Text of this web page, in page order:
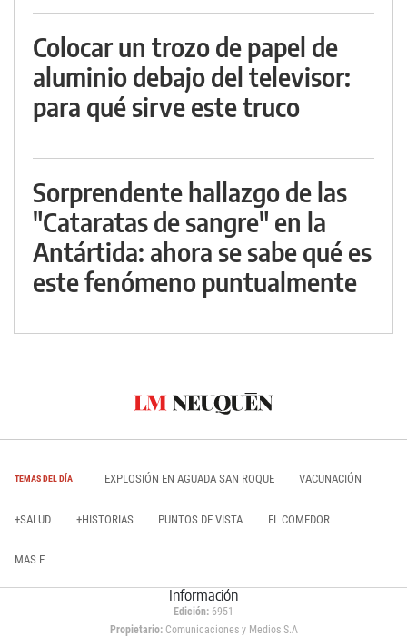
Colocar un trozo de papel de
aluminio debajo del televisor:
para qué sirve este truco
Sorprendente hallazgo de las
"Cataratas de sangre" en la
Antártida: ahora se sabe qué es
este fenómeno puntualmente
TEMAS DEL DÍA EXPLOSIÓN EN AGUADA SAN ROQUE VACUNACIÓN
+SALUD +HISTORIAS PUNTOS DE VISTA EL COMEDOR
MAS E
Información
Edición: 6951
Propietario:Comunicaciones y Medios S.A